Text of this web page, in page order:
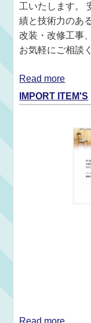
工いたします。
績と技術力のあ
改装・改修工事
お気軽にご相談
Read more
IMPORT ITEM'S